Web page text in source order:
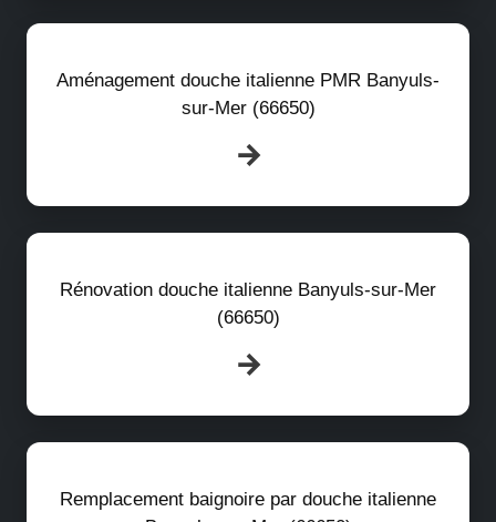
Aménagement douche italienne PMR Banyuls-
sur-Mer (66650)
Rénovation douche italienne Banyuls-sur-Mer
(66650)
Remplacement baignoire par douche italienne